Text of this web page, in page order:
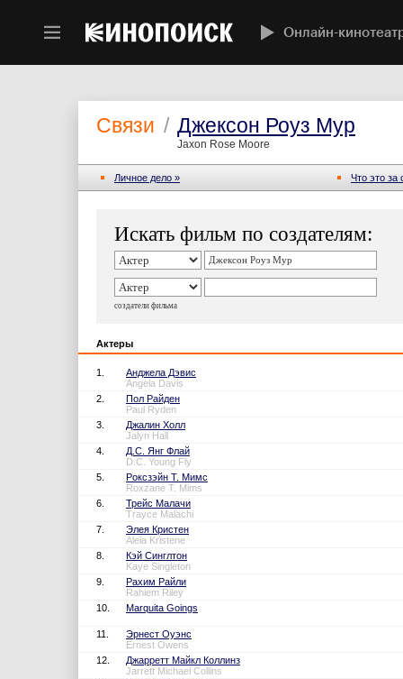
Онлайн-
Связи / Джексон Роуз Мур
Jaxon Rose Moore
Личное дело » Что это за
Искать фильм по создателям:
создатели фильма
Актеры
1.
Анджела Дэвис
Angela Davis
2.
Пол Райден
Paul Ryden
3.
Джалин Холл
Jalyn Hall
4.
Д.С. Янг Флай
D.C. Young Fly
5.
Роксзэйн Т. Мимс
Roxzane T. Mims
6.
Трейс Малачи
Trayce Malachi
7.
Элея Кристен
Aleia Kristene
8.
Кэй Синглтон
Kaye Singleton
9.
Рахим Райли
Rahiem Riley
10.
Marquita Goings
11.
Эрнест Оуэнс
Ernest Owens
12.
Джарретт Майкл Коллинз
Jarrett Michael Collins